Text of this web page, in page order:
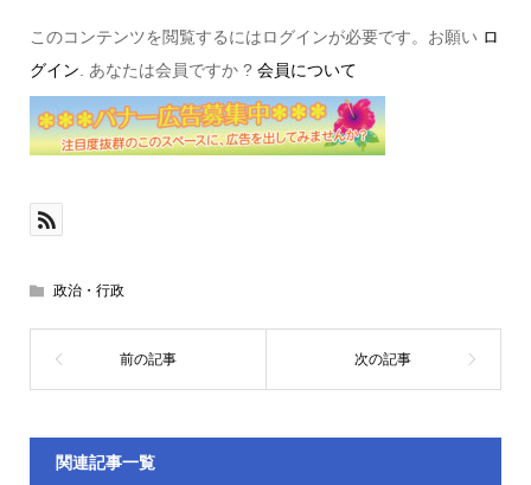
このコンテンツを閲覧するにはログインが必要です。お願い ロ
グイン . あなたは会員ですか ? 会員について
政治・行政
関連記事一覧